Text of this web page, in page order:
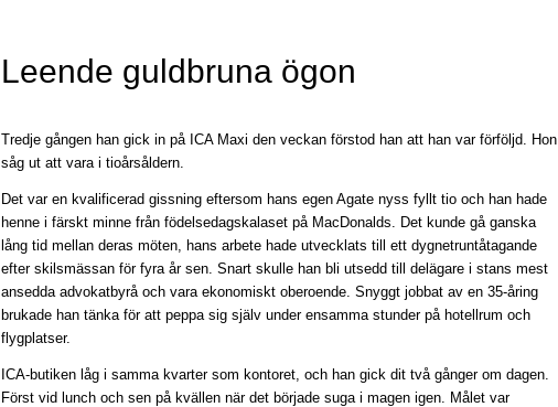
Leende guldbruna ögon
Tredje gången han gick in på ICA Maxi den veckan förstod han att han var förföljd. Hon
såg ut att vara i tioårsåldern.
Det var en kvalificerad gissning eftersom hans egen Agate nyss fyllt tio och han hade
henne i färskt minne från födelsedagskalaset på MacDonalds. Det kunde gå ganska
lång tid mellan deras möten, hans arbete hade utvecklats till ett dygnetruntåtagande
efter skilsmässan för fyra år sen. Snart skulle han bli utsedd till delägare i stans mest
ansedda advokatbyrå och vara ekonomiskt oberoende. Snyggt jobbat av en 35-åring
brukade han tänka för att peppa sig själv under ensamma stunder på hotellrum och
flygplatser.
ICA-butiken låg i samma kvarter som kontoret, och han gick dit två gånger om dagen.
Först vid lunch och sen på kvällen när det började suga i magen igen. Målet var